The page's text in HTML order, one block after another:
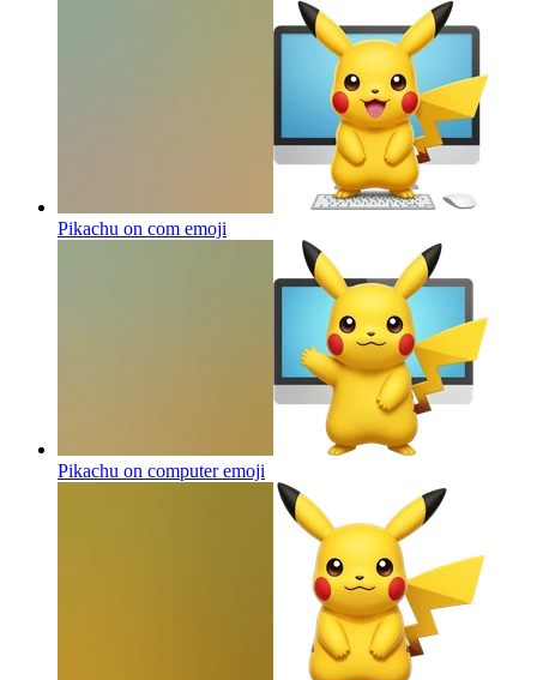
Pikachu on com emoji
Pikachu on computeremoji